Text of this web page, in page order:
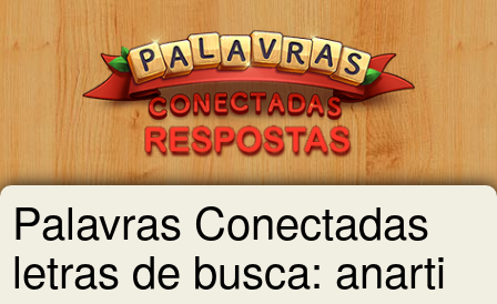
Palavras Conectadas
letras de busca: anarti